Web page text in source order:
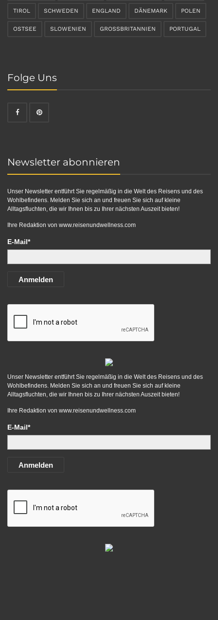
TIROL SCHWEDEN ENGLAND DÄNEMARK POLEN
OSTSEE SLOWENIEN GROSSBRITANNIEN PORTUGAL
Folge Uns
Newsletter abonnieren
Unser Newsletter entführt Sie regelmäßig in die Welt des Reisens und des
Wohlbefindens. Melden Sie sich an und freuen Sie sich auf kleine
Alltagsfluchten, die wir Ihnen bis zu Ihrer nächsten Auszeit bieten!
Ihre Redaktion von www.reisenundwellness.com
E-Mail*
Anmelden
Unser Newsletter entführt Sie regelmäßig in die Welt des Reisens und des
Wohlbefindens. Melden Sie sich an und freuen Sie sich auf kleine
Alltagsfluchten, die wir Ihnen bis zu Ihrer nächsten Auszeit bieten!
Ihre Redaktion von www.reisenundwellness.com
E-Mail*
Anmelden